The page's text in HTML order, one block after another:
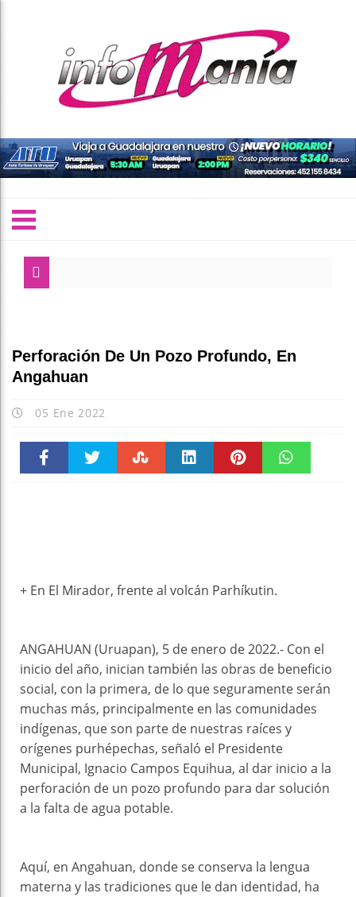
Perforación De Un Pozo Profundo, En
Angahuan
05 Ene 2022
+ En El Mirador, frente al volcán Parhíkutin.
ANGAHUAN (Uruapan), 5 de enero de 2022.- Con el
inicio del año, inician también las obras de beneficio
social, con la primera, de lo que seguramente serán
muchas más, principalmente en las comunidades
indígenas, que son parte de nuestras raíces y
orígenes purhépechas, señaló el Presidente
Municipal, Ignacio Campos Equihua, al dar inicio a la
perforación de un pozo profundo para dar solución
a la falta de agua potable.
Aquí, en Angahuan, donde se conserva la lengua
materna y las tradiciones que le dan identidad, ha